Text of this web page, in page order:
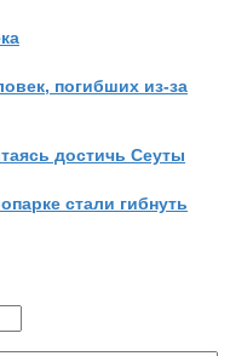
погибших из‑за
достичь Сеуты
стали гибнуть